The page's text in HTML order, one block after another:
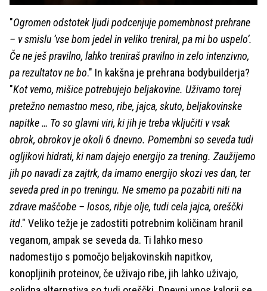
"Ogromen odstotek ljudi podcenjuje pomembnost prehrane
– v smislu ’vse bom jedel in veliko treniral, pa mi bo uspelo’.
Če ne ješ pravilno, lahko treniraš pravilno in zelo intenzivno,
pa rezultatov ne bo." In kakšna je prehrana bodybuilderja?
"Kot vemo, mišice potrebujejo beljakovine. Uživamo torej
pretežno nemastno meso, ribe, jajca, skuto, beljakovinske
napitke … To so glavni viri, ki jih je treba vključiti v vsak
obrok, obrokov je okoli 6 dnevno. Pomembni so seveda tudi
ogljikovi hidrati, ki nam dajejo energijo za trening. Zaužijemo
jih po navadi za zajtrk, da imamo energijo skozi ves dan, ter
seveda pred in po treningu. Ne smemo pa pozabiti niti na
zdrave maščobe – losos, ribje olje, tudi cela jajca, oreščki
itd." Veliko težje je zadostiti potrebnim količinam hranil
veganom, ampak se seveda da. Ti lahko meso
nadomestijo s pomočjo beljakovinskih napitkov,
konopljinih proteinov, če uživajo ribe, jih lahko uživajo,